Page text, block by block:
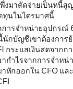
งมาตัดจ่ายเป็นหนี้สู
ทุนในไตรมาศนี้
การจำหน่ายอุปกรณ์
นักบัญชีเขาต้องการ
กระแสเงินสดจากก
ากำไรจากการจำหน่
หักออกใน CFO แล